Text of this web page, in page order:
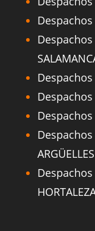
Despachos
Despachos
Despachos
Despachos
ARGÜELLES